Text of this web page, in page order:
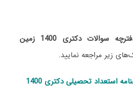
دفترچه سوالات دکتری 1400 زمین
زیر مراجعه نمایید.
استعداد تحصیلی دکتری 1400